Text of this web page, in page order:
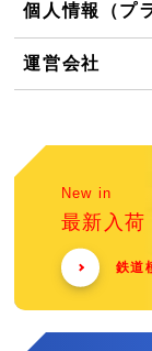
個人情報（プ
運営会社
New in
最新入荷
鉄道